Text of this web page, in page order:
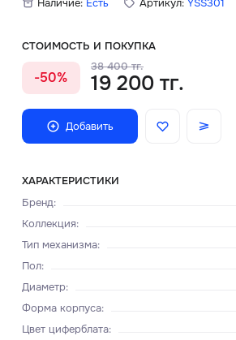
Наличие: Есть Артикул: YSS301
СТОИМОСТЬ И ПОКУПКА
-50%
38 400 тг.
19 200 тг.
Добавить
ХАРАКТЕРИСТИКИ
Бренд:
Коллекция:
Тип механизма:
Пол:
Диаметр:
Форма корпуса:
Цвет циферблата:
Главная
О нас
Доставка и оплата
Блог